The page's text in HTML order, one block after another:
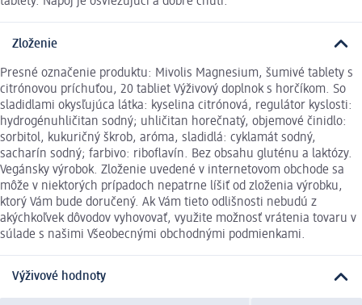
Zloženie
Presné označenie produktu: Mivolis Magnesium, šumivé tablety s
citrónovou príchuťou, 20 tabliet Výživový doplnok s horčíkom. So
sladidlami okysľujúca látka: kyselina citrónová, regulátor kyslosti:
hydrogénuhličitan sodný; uhličitan horečnatý, objemové činidlo:
sorbitol, kukuričný škrob, aróma, sladidlá: cyklamát sodný,
sacharín sodný; farbivo: riboflavín. Bez obsahu gluténu a laktózy.
Vegánsky výrobok. Zloženie uvedené v internetovom obchode sa
môže v niektorých prípadoch nepatrne líšiť od zloženia výrobku,
ktorý Vám bude doručený. Ak Vám tieto odlišnosti nebudú z
akýchkoľvek dôvodov vyhovovať, využite možnosť vrátenia tovaru v
súlade s našimi Všeobecnými obchodnými podmienkami.
Výživové hodnoty